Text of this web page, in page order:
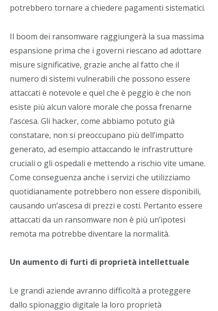
potrebbero tornare a chiedere pagamenti sistematici.
Il boom dei ransomware raggiungerà la sua massima
espansione prima che i governi riescano ad adottare
misure significative, grazie anche al fatto che il
numero di sistemi vulnerabili che possono essere
attaccati è notevole e quel che è peggio è che non
esiste più alcun valore morale che possa frenarne
l’ascesa. Gli hacker, come abbiamo potuto già
constatare, non si preoccupano più dell’impatto
generato, ad esempio attaccando le infrastrutture
cruciali o gli ospedali e mettendo a rischio vite umane.
Come conseguenza anche i servizi che utilizziamo
quotidianamente potrebbero non essere disponibili,
causando un’ascesa di prezzi e costi. Pertanto essere
attaccati da un ransomware non è più un’ipotesi
remota ma potrebbe diventare la normalità.
Un aumento di furti di proprietà intellettuale
Le grandi aziende avranno difficoltà a proteggere
dallo spionaggio digitale la loro proprietà